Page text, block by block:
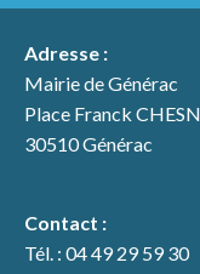
Adresse :
Mairie de Générac
Place Franck
30510 Générac
Contact :
Tél. : 04 49 29 59 30